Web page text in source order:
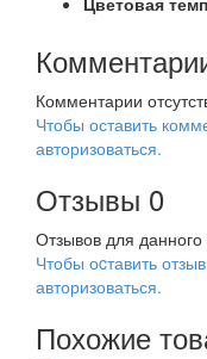
Комментарии
Чтобы оставить
авторизоваться.
Отзывы 0
Отзывов для данного
Чтобы оcтавить
авторизоваться.
Похожие